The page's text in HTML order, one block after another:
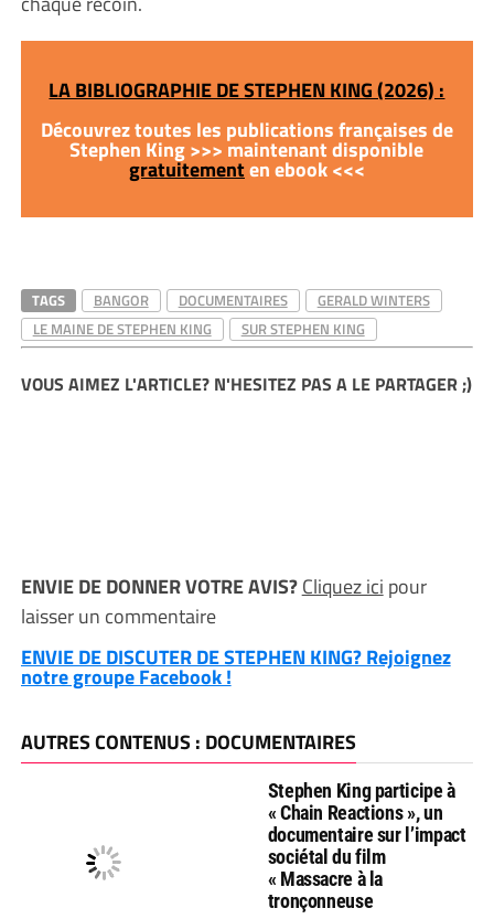
LA BIBLIOGRAPHIE DE STEPHEN KING (2026) :
Découvrez toutes les publications françaises de
Stephen King >>> maintenant disponible
gratuitementen ebook <<<
TAGS BANGOR DOCUMENTAIRES
GERALD WINTERS
LE MAINE DE STEPHEN KING
SUR STEPHEN KING
VOUS AIMEZ L'ARTICLE? N'HESITEZ PAS A LE PARTAGER ;)
ENVIE DE DONNER VOTRE AVIS?Cliquez ici pour
laisser un commentaire
ENVIE DE DISCUTER DE STEPHEN KING? Rejoignez
notre groupe Facebook !
AUTRES CONTENUS : DOCUMENTAIRES
Stephen King participe à
« Chain Reactions », un
documentaire sur l’impact
sociétal du film
« Massacre à la
tronçonneuse